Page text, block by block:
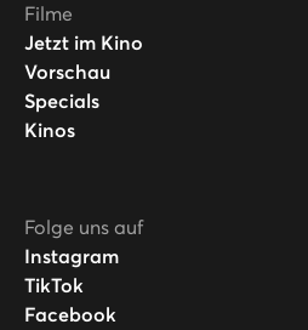
Filme
Jetzt im Kino
Vorschau
Specials
Kinos
Folge uns auf
Instagram
TikTok
Facebook